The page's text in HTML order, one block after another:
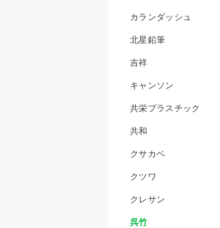
カランダッシュ
北星鉛筆
吉祥
キャンソン
共栄プラスチック
共和
クサカベ
クツワ
クレサン
呉竹